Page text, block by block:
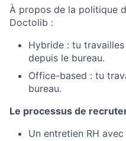
À propos de la politique
Doctolib :
Hybride : tu
depuis le bureau.
Office-based : tu
bureau.
Le processus de
Un entretien RH